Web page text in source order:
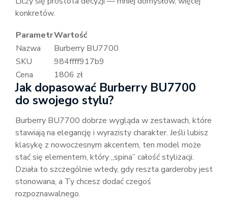
konkretów.
ParametrWartość
Nazwa
Burberry BU7700
SKU
984ffff917b9
Cena
1806 zł
Jak dopasować Burberry BU7700
do swojego stylu?
Burberry BU7700 dobrze wygląda w zestawach, które
stawiają na elegancję i wyrazisty charakter. Jeśli lubisz
klasykę z nowoczesnym akcentem, ten model może
stać się elementem, który „spina” całość stylizacji.
Działa to szczególnie wtedy, gdy reszta garderoby jest
stonowana, a Ty chcesz dodać czegoś
rozpoznawalnego.